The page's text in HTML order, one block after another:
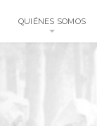
QUIÉNES SOMOS